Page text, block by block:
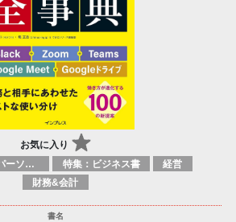
お気に入り
特集：ビジネスパーソン必携の一冊 特集：ビジネス書
経営
財務&会計